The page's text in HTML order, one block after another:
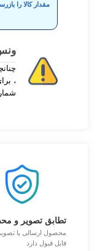
مقدار کالا را
،
شماره 26428860 تماس
تطابق تصویر و
محصول ارسالی با
قابل قبول دارد